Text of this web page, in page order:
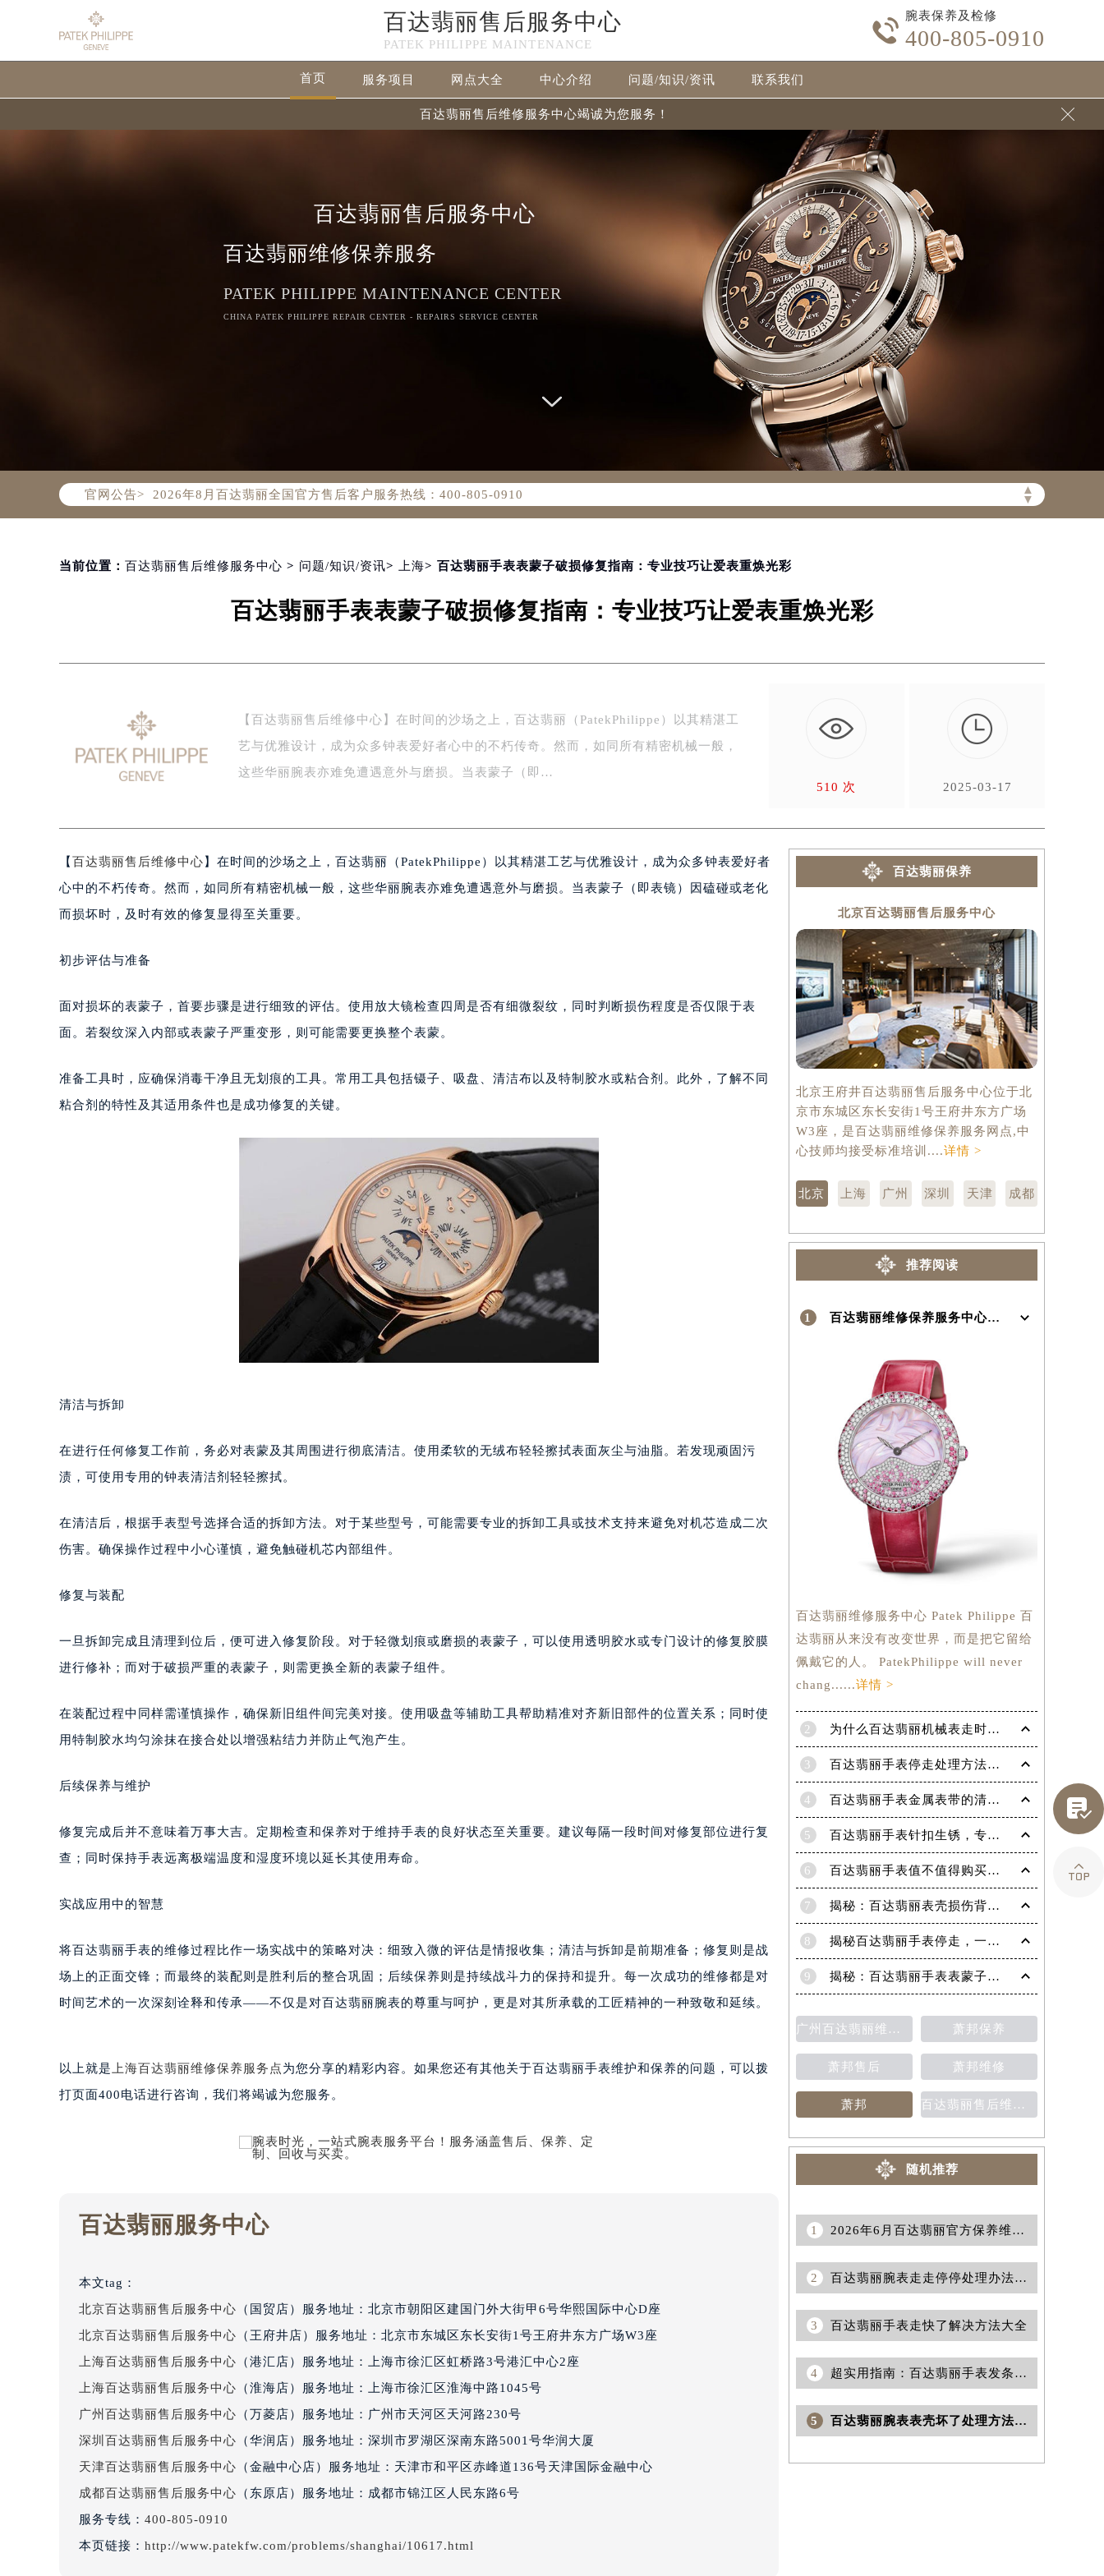
百达翡丽售后服务中心
PATEK PHILIPPE MAINTENANCE

腕表保养及检修
400-805-0910
首页 服务项目 网点大全 中心介绍 问题/知识/资讯 联系我们
百达翡丽售后维修服务中心竭诚为您服务！ 
百达翡丽售后服务中心
百达翡丽维修保养服务
PATEK PHILIPPE MAINTENANCE CENTER
CHINA PATEK PHILIPPE REPAIR CENTER - REPAIRS SERVICE CENTER
官网公告> ▲
▼
2026年8月百达翡丽全国官方售后客户服务热线：400-805-0910
百达翡丽官方全国统一服务热线400-805-0910，服务覆盖中国大陆、香港、澳门、台湾全部区域（非大陆需加拨“+86”）
2026年8月百达翡丽售后服务中心最新网点地址：
北京市东城区东长安街1号东方广场写字楼W3座6层602室（需提前预约）
上海市徐汇区虹桥路3号港汇中心写字楼2座37层3705室（需提前预约）
扬州市邗江区国展路29号星耀天地写字楼1号楼18层1803室（需提前预约）
盐城市盐都区世纪大道5号盐城金融城写字楼1号楼16层1604室（需提前预约）
泰州市海陵区永定东路399号置地商务中心东塔写字楼（华润万象城）17层1706室（需提前预约）
绍兴市越城区胜利东路379号世茂天际中心写字楼8层805室（需提前预约）
嘉兴市南湖区广益路705号嘉兴世界贸易中心写字楼A座13层1304室（需提前预约）
南昌市红谷滩新区红谷中大道998号绿地双子塔（中央广场）A1座办公楼14层07室（需提前预约）
深圳市罗湖区深南东路5001号华润大厦写字楼17层1701室（需提前预约）
惠州市惠城区江北文昌一路7号华贸大厦写字楼1座30层05室（需提前预约）
福州市鼓楼区五四路128-1号恒力城写字楼15层03室（需提前预约）
重庆市江北区观音桥步行街2号融恒时代广场写字楼9层902室（需提前预约）
长沙市芙蓉区定王台街道建湘路393号世茂环球金融中心写字楼（芙蓉广场）10层13室（需提前预约）
郑州市二七区铭功路10号华润大厦写字楼29层2905室（需提前预约）
太原市迎泽区解放路15号亨得利名表服务中心（品牌授权店）3层整层（需提前预约）
沈阳市沈河区中街路137号亨得利名表服务中心（品牌授权店）1层整层（需提前预约）
沈阳市沈河区中街路83号亨得利名表服务中心（品牌授权店）1层整层（需提前预约）
乌鲁木齐市天山区红山路26号时代广场（CCMALL）C座17层17-B（需提前预约）
温州市鹿城区锦绣路1067号置信广场10层1015室（需提前预约）
哈尔滨市道里区友谊西路600号富力中心T2座写字楼29层03室（需提前预约）
大连市中山区人民路15号国际金融大厦7层G室（需提前预约）
佛山市禅城区季华五路57号万科金融中心C座12层1205室（需提前预约）
武汉市江汉区解放大道686号世界贸易大厦38层09室（需提前预约）
南宁市青秀区金湖路59号地王大厦12楼1224室（需提前预约）
泉州市丰泽区宝洲路729号浦西万达中心写字楼A座7楼709室（需提前预约）
青岛市南区山东路6号华润大厦B座22层04室（需提前预约）
昆明市盘龙区北京路928号同德昆明广场写字楼10层06室（需提前预约）
石家庄市长安区中山东路39号勒泰中心写字楼B座13层07室（需提前预约）
海口市龙华区金贸东路5号海口华润大厦B座17层1707室（需提前预约）
唐山市路南区新华东道100号万达广场写字楼A座10层1002室（需提前预约）
重庆市解放碑渝中区民权路28号英利国际金融中心写字楼20层01室（需提前预约）
黑龙江省大庆市萨尔图区会战大街百达翡丽售后服务中心（需提前预约）
黑龙江省黑河市爱辉区中央街百达翡丽售后服务中心（需提前预约）
黑龙江省佳木斯市向阳区长安路百达翡丽售后服务中心（需提前预约）
黑龙江省齐齐哈尔市龙沙区龙华路百达翡丽售后服务中心（需提前预约）
吉林省白城市洮北区明仁南街百达翡丽售后服务中心（需提前预约）
吉林省吉林市船营区河南街百达翡丽售后服务中心（需提前预约）
吉林省四平市铁东区紫气大路与南九经街交汇处百达翡丽售后服务中心（需提前预约）
辽宁省鞍山市铁东区站前街百达翡丽售后服务中心（需提前预约）
辽宁省本溪市平山区胜利路百达翡丽售后服务中心（需提前预约）
辽宁省朝阳市双塔区新华路百达翡丽售后服务中心（需提前预约）
辽宁省丹东市振兴区七经街百达翡丽售后服务中心（需提前预约）
辽宁省葫芦岛市连山区中央路百达翡丽售后服务中心（需提前预约）
辽宁省锦州市古塔区中央大街百达翡丽售后服务中心（需提前预约）
辽宁省辽阳市白塔区新运大街百达翡丽售后服务中心（需提前预约）
辽宁省盘锦市兴隆台区石油大街百达翡丽售后服务中心（需提前预约）
辽宁省铁岭市银州区南马路百达翡丽售后服务中心（需提前预约）
当前位置： 百达翡丽售后维修服务中心 > 问题/知识/资讯> 上海> 百达翡丽手表表蒙子破损修复指南：专业技巧让爱表重焕光彩
百达翡丽手表表蒙子破损修复指南：专业技巧让爱表重焕光彩
【百达翡丽售后维修中心】在时间的沙场之上，百达翡丽（PatekPhilippe）以其精湛工
艺与优雅设计，成为众多钟表爱好者心中的不朽传奇。然而，如同所有精密机械一般，
这些华丽腕表亦难免遭遇意外与磨损。当表蒙子（即…
510 次

2025-03-17
【 百达翡丽售后维修中心 】在时间的沙场之上，百达翡丽（PatekPhilippe）以其精湛工艺与优雅设计，成为众多钟表爱好者
心中的不朽传奇。然而，如同所有精密机械一般，这些华丽腕表亦难免遭遇意外与磨损。当表蒙子（即表镜）因磕碰或老化
而损坏时，及时有效的修复显得至关重要。
初步评估与准备
面对损坏的表蒙子，首要步骤是进行细致的评估。使用放大镜检查四周是否有细微裂纹，同时判断损伤程度是否仅限于表
面。若裂纹深入内部或表蒙子严重变形，则可能需要更换整个表蒙。
准备工具时，应确保消毒干净且无划痕的工具。常用工具包括镊子、吸盘、清洁布以及特制胶水或粘合剂。此外，了解不同
粘合剂的特性及其适用条件也是成功修复的关键。
清洁与拆卸
在进行任何修复工作前，务必对表蒙及其周围进行彻底清洁。使用柔软的无绒布轻轻擦拭表面灰尘与油脂。若发现顽固污
渍，可使用专用的钟表清洁剂轻轻擦拭。
在清洁后，根据手表型号选择合适的拆卸方法。对于某些型号，可能需要专业的拆卸工具或技术支持来避免对机芯造成二次
伤害。确保操作过程中小心谨慎，避免触碰机芯内部组件。
修复与装配
一旦拆卸完成且清理到位后，便可进入修复阶段。对于轻微划痕或磨损的表蒙子，可以使用透明胶水或专门设计的修复胶膜
进行修补；而对于破损严重的表蒙子，则需更换全新的表蒙子组件。
在装配过程中同样需谨慎操作，确保新旧组件间完美对接。使用吸盘等辅助工具帮助精准对齐新旧部件的位置关系；同时使
用特制胶水均匀涂抹在接合处以增强粘结力并防止气泡产生。
后续保养与维护
修复完成后并不意味着万事大吉。定期检查和保养对于维持手表的良好状态至关重要。建议每隔一段时间对修复部位进行复
查；同时保持手表远离极端温度和湿度环境以延长其使用寿命。
实战应用中的智慧
将百达翡丽手表的维修过程比作一场实战中的策略对决：细致入微的评估是情报收集；清洁与拆卸是前期准备；修复则是战
场上的正面交锋；而最终的装配则是胜利后的整合巩固；后续保养则是持续战斗力的保持和提升。每一次成功的维修都是对
时间艺术的一次深刻诠释和传承——不仅是对百达翡丽腕表的尊重与呵护，更是对其所承载的工匠精神的一种致敬和延续。
以上就是 上海百达翡丽维修保养服务点为您分享的精彩内容。如果您还有其他关于百达翡丽手表维护和保养的问题，可以拨
打页面400电话进行咨询，我们将竭诚为您服务。
百达翡丽服务中心
本文tag：
北京百达翡丽售后服务中心 （国贸店）服务地址：北京市朝阳区建国门外大街甲6号华熙国际中心D座
北京百达翡丽售后服务中心 （王府井店）服务地址：北京市东城区东长安街1号王府井东方广场W3座
上海百达翡丽售后服务中心 （港汇店）服务地址：上海市徐汇区虹桥路3号港汇中心2座
上海百达翡丽售后服务中心 （淮海店）服务地址：上海市徐汇区淮海中路1045号
广州百达翡丽售后服务中心 （万菱店）服务地址：广州市天河区天河路230号
深圳百达翡丽售后服务中心 （华润店）服务地址：深圳市罗湖区深南东路5001号华润大厦
天津百达翡丽售后服务中心 （金融中心店）服务地址：天津市和平区赤峰道136号天津国际金融中心
成都百达翡丽售后服务中心 （东原店）服务地址：成都市锦江区人民东路6号
服务专线： 400-805-0910
本页链接： http://www.patekfw.com/problems/shanghai/10617.html
百达翡丽保养
北京百达翡丽售后服务中心
北京王府井百达翡丽售后服务中心位于北
京市东城区东长安街1号王府井东方广场
W3座，是百达翡丽维修保养服务网点,中
心技师均接受标准培训....详情 >
北京 上海 广州 深圳 天津 成都
推荐阅读
1 百达翡丽维修保养服务中心介绍 | Patek Philippe
百达翡丽维修服务中心 Patek Philippe 百
达翡丽从来没有改变世界，而是把它留给
佩戴它的人。 PatekPhilippe will never
chang......详情 >
2 为什么百达翡丽机械表走时会出现误差呢？
3 百达翡丽手表停走处理方法（手表停走维修）
4 百达翡丽手表金属表带的清洗方法有哪些？（金属表带的清洗）
5 百达翡丽手表针扣生锈，专业处理更安全
6 百达翡丽手表值不值得购买（名表投资与收藏指南）
7 揭秘：百达翡丽表壳损伤背后的故事
8 揭秘百达翡丽手表停走，一文教你轻松恢复活力！
9 揭秘：百达翡丽手表表蒙子破损修复指南，让爱表重焕光彩！
广州百达翡丽维修保养售后中心 萧邦保养
萧邦售后 萧邦维修
萧邦 百达翡丽售后维修保养费用价目表
随机推荐
1 2026年6月百达翡丽官方保养维修综合站搬迁及新增服务点补充公示原文
2 百达翡丽腕表走走停停处理办法汇总
3 百达翡丽手表走快了解决方法大全
4 超实用指南：百达翡丽手表发条故障应对策略全揭秘
5 百达翡丽腕表表壳坏了处理方法汇总

